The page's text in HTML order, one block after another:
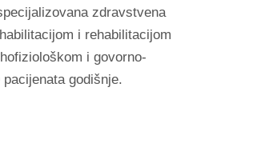
zdravstvena
i rehabilitacijom
i govorno-
godišnje.